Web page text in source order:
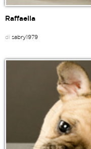
Raffaella
di sabry1979